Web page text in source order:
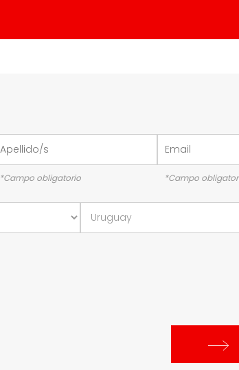
*Campo obligatorio *Campo